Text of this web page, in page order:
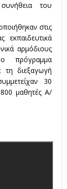
του
στις
εκπαιδευτικά
αρμόδιους
πρόγραμμα
τη διεξαγωγή
30
μαθητές Α/